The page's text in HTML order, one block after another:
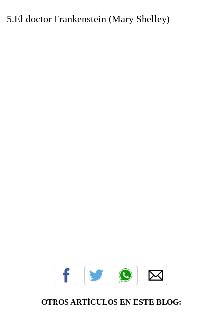
5.El doctor Frankenstein (Mary Shelley)
OTROS ARTÍCULOS EN ESTE BLOG: